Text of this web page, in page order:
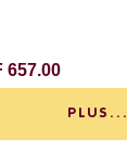
657.00
PLUS...